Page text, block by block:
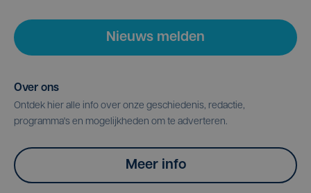
Nieuws melden
Over ons
Ontdek hier alle info over onze geschiedenis, redactie,
programma's en mogelijkheden om te adverteren.
Meer info